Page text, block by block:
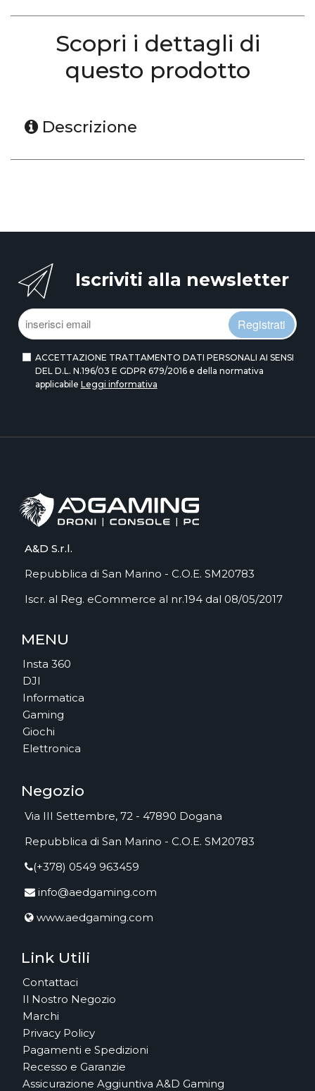
Scopri i dettagli di
questo prodotto
Descrizione
Iscriviti alla newsletter
Registrati
ACCETTAZIONE TRATTAMENTO DATI PERSONALI AI SENSI
DEL D.L. N.196/03 E GDPR 679/2016 e della normativa
applicabile Leggi informativa
A&D S.r.l.
Repubblica di San Marino - C.O.E. SM20783
Iscr. al Reg. eCommerce al nr.194 dal 08/05/2017
MENU
Insta 360
DJI
Informatica
Gaming
Giochi
Elettronica
Negozio
Via III Settembre, 72 - 47890 Dogana
Repubblica di San Marino - C.O.E. SM20783
(+378) 0549 963459
info@aedgaming.com
www.aedgaming.com
Link Utili
Contattaci
Il Nostro Negozio
Marchi
Privacy Policy
Pagamenti e Spedizioni
Recesso e Garanzie
Assicurazione Aggiuntiva A&D Gaming